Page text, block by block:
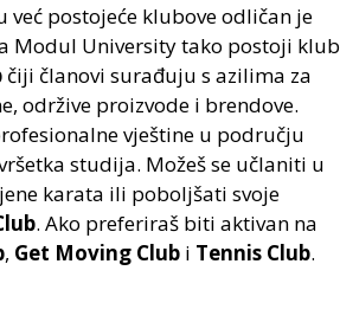
postojeće klubove odličan je
Modul University tako postoji klub
čiji članovi surađuju s azilima za
održive proizvode i brendove.
vještine u području
studija. Možeš se učlaniti u
karata ili poboljšati svoje
. Ako preferiraš biti aktivan na
, Get Moving Club i Tennis Club.